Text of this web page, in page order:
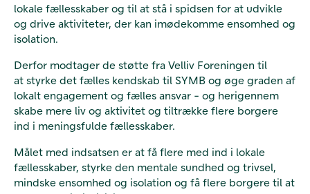
lokale fællesskaber og til at stå i spidsen for at udvikle
og drive aktiviteter, der kan imødekomme ensomhed og
isolation.
Derfor modtager de støtte fra Velliv Foreningen til
at styrke det fælles kendskab til SYMB og øge graden af
lokalt engagement og fælles ansvar - og herigennem
skabe mere liv og aktivitet og tiltrække flere borgere
ind i meningsfulde fællesskaber.
Målet med indsatsen er at få flere med ind i lokale
fællesskaber, styrke den mentale sundhed og trivsel,
mindske ensomhed og isolation og få flere borgere til at